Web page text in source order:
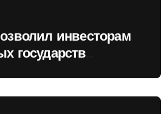
инвесторам
государств